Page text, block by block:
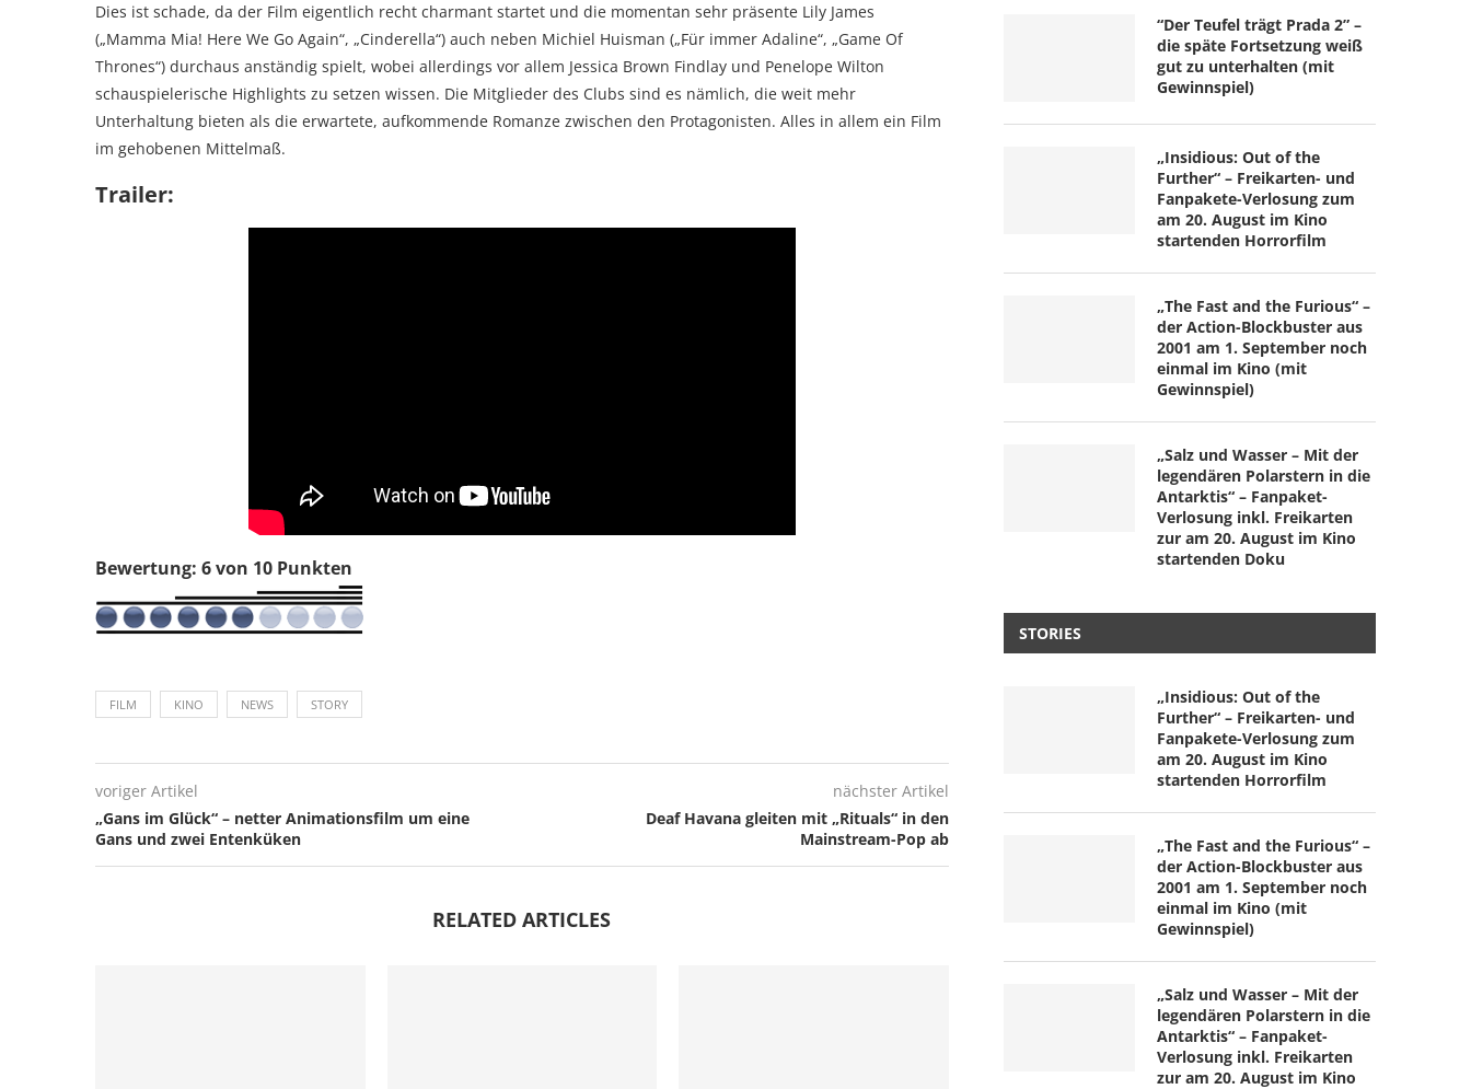
Dies ist schade, da der Film eigentlich recht charmant startet und die momentan sehr präsente Lily James
(„Mamma Mia! Here We Go Again“, „Cinderella“) auch neben Michiel Huisman („Für immer Adaline“, „Game Of
Thrones“) durchaus anständig spielt, wobei allerdings vor allem Jessica Brown Findlay und Penelope Wilton
schauspielerische Highlights zu setzen wissen. Die Mitglieder des Clubs sind es nämlich, die weit mehr
Unterhaltung bieten als die erwartete, aufkommende Romanze zwischen den Protagonisten. Alles in allem ein Film
im gehobenen Mittelmaß.
Trailer:
Bewertung: 6 von 10 Punkten
FILM KINO NEWS STORY
voriger Artikel
„Gans im Glück“ – netter Animationsfilm um eine
Gans und zwei Entenküken
nächster Artikel
Deaf Havana gleiten mit „Rituals“ in den
Mainstream-Pop ab
RELATED ARTICLES
“Der Teufel trägt Prada 2” –
die späte Fortsetzung weiß
gut zu unterhalten (mit
Gewinnspiel)
„Insidious: Out of the
Further“ – Freikarten- und
Fanpakete-Verlosung zum
am 20. August im Kino
startenden Horrorfilm
„The Fast and the Furious“ –
der Action-Blockbuster aus
2001 am 1. September noch
einmal im Kino (mit
Gewinnspiel)
„Salz und Wasser – Mit der
legendären Polarstern in die
Antarktis“ – Fanpaket-
Verlosung inkl. Freikarten
zur am 20. August im Kino
startenden Doku
STORIES
„Insidious: Out of the
Further“ – Freikarten- und
Fanpakete-Verlosung zum
am 20. August im Kino
startenden Horrorfilm
„The Fast and the Furious“ –
der Action-Blockbuster aus
2001 am 1. September noch
einmal im Kino (mit
Gewinnspiel)
„Salz und Wasser – Mit der
legendären Polarstern in die
Antarktis“ – Fanpaket-
Verlosung inkl. Freikarten
zur am 20. August im Kino